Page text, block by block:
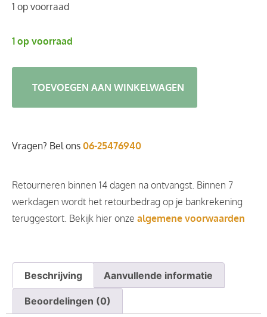
1 op voorraad
1 op voorraad
TOEVOEGEN AAN WINKELWAGEN
Vragen? Bel ons 06-25476940
Retourneren binnen 14 dagen na ontvangst. Binnen 7
werkdagen wordt het retourbedrag op je bankrekening
teruggestort. Bekijk hier onze algemene voorwaarden
Beschrijving Aanvullende informatie
Beoordelingen (0)